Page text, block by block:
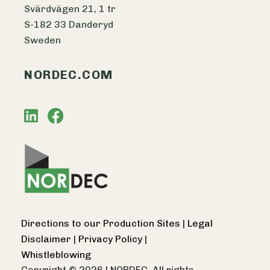
Svärdvägen 21, 1 tr
S-182 33 Danderyd
Sweden
NORDEC.COM
Directions to our Production Sites | Legal
Disclaimer | Privacy Policy |
Whistleblowing